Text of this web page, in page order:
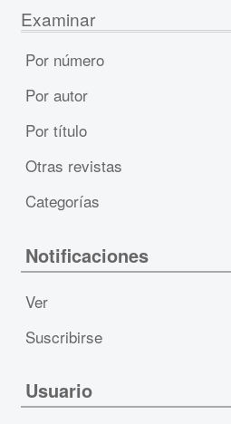
Examinar
Por número
Por autor
Por título
Otras revistas
Categorías
Notificaciones
Ver
Suscribirse
Usuario